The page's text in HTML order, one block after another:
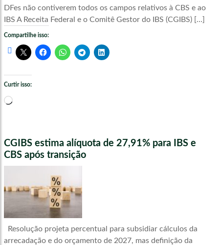
DFes não contiverem todos os campos relativos à CBS e ao
IBS A Receita Federal e o Comitê Gestor do IBS (CGIBS) […]
Compartilhe isso:
Curtir isso:
Carregando...
CGIBS estima alíquota de 27,91% para IBS e
CBS após transição
Resolução projeta percentual para subsidiar cálculos da
arrecadação e do orçamento de 2027, mas definição da